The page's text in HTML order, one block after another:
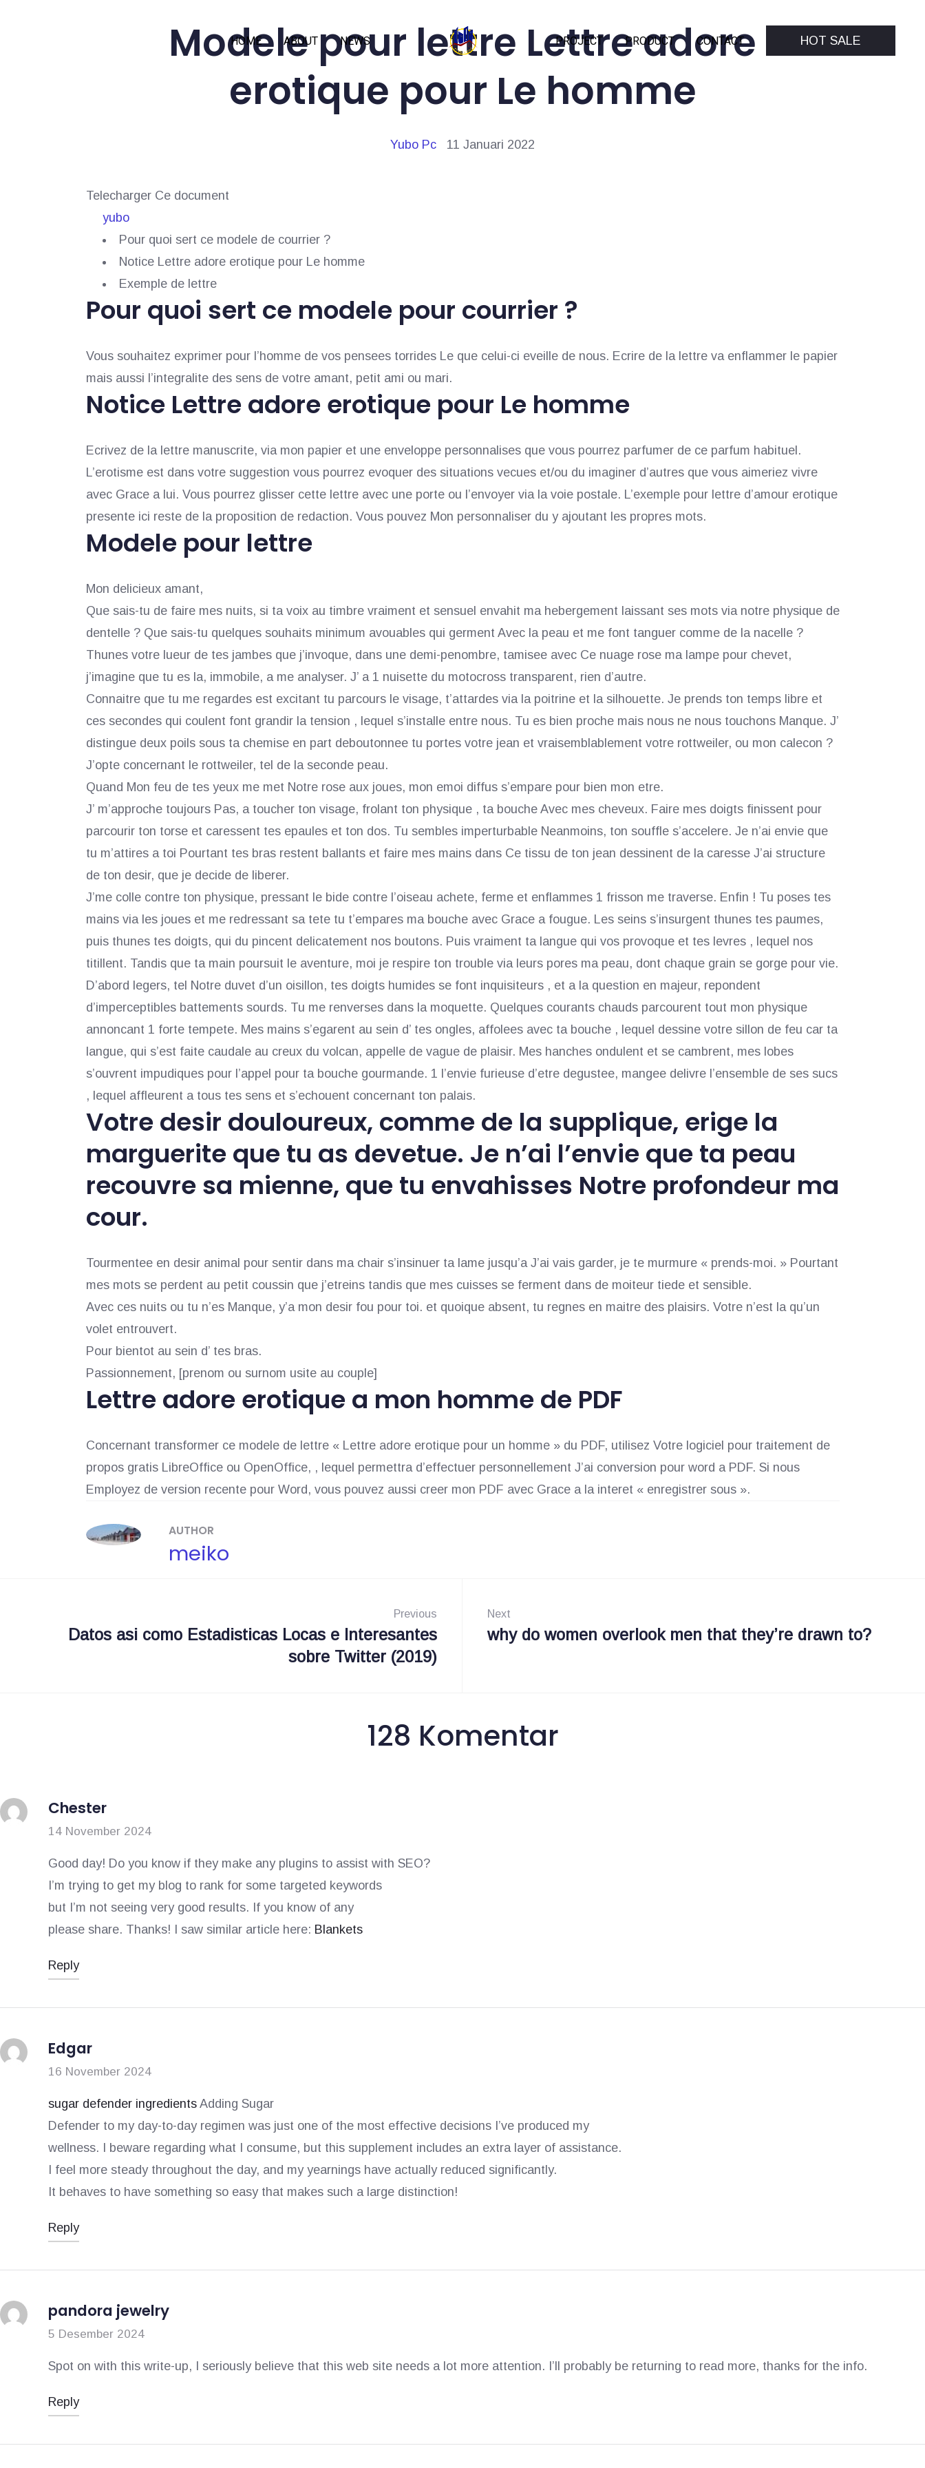
HOME ABOUT NEWS PROJECT PRODUCT CONTACT HOT SALE
Modele pour lettre Lettre adore
erotique pour Le homme
Yubo Pc 11 Januari 2022
Telecharger Ce document
yubo
Pour quoi sert ce modele de courrier ?
Notice Lettre adore erotique pour Le homme
Exemple de lettre
Pour quoi sert ce modele pour courrier ?
Vous souhaitez exprimer pour l’homme de vos pensees torrides Le que celui-ci eveille de nous. Ecrire de la lettre va enflammer le papier
mais aussi l’integralite des sens de votre amant, petit ami ou mari.
Notice Lettre adore erotique pour Le homme
Ecrivez de la lettre manuscrite, via mon papier et une enveloppe personnalises que vous pourrez parfumer de ce parfum habituel.
L’erotisme est dans votre suggestion vous pourrez evoquer des situations vecues et/ou du imaginer d’autres que vous aimeriez vivre
avec Grace a lui. Vous pourrez glisser cette lettre avec une porte ou l’envoyer via la voie postale. L’exemple pour lettre d’amour erotique
presente ici reste de la proposition de redaction. Vous pouvez Mon personnaliser du y ajoutant les propres mots.
Modele pour lettre
Mon delicieux amant,
Que sais-tu de faire mes nuits, si ta voix au timbre vraiment et sensuel envahit ma hebergement laissant ses mots via notre physique de
dentelle ? Que sais-tu quelques souhaits minimum avouables qui germent Avec la peau et me font tanguer comme de la nacelle ?
Thunes votre lueur de tes jambes que j’invoque, dans une demi-penombre, tamisee avec Ce nuage rose ma lampe pour chevet,
j’imagine que tu es la, immobile, a me analyser. J’ a 1 nuisette du motocross transparent, rien d’autre.
Connaitre que tu me regardes est excitant tu parcours le visage, t’attardes via la poitrine et la silhouette. Je prends ton temps libre et
ces secondes qui coulent font grandir la tension , lequel s’installe entre nous. Tu es bien proche mais nous ne nous touchons Manque. J’
distingue deux poils sous ta chemise en part deboutonnee tu portes votre jean et vraisemblablement votre rottweiler, ou mon calecon ?
J’opte concernant le rottweiler, tel de la seconde peau.
Quand Mon feu de tes yeux me met Notre rose aux joues, mon emoi diffus s’empare pour bien mon etre.
J’ m’approche toujours Pas, a toucher ton visage, frolant ton physique , ta bouche Avec mes cheveux. Faire mes doigts finissent pour
parcourir ton torse et caressent tes epaules et ton dos. Tu sembles imperturbable Neanmoins, ton souffle s’accelere. Je n’ai envie que
tu m’attires a toi Pourtant tes bras restent ballants et faire mes mains dans Ce tissu de ton jean dessinent de la caresse J’ai structure
de ton desir, que je decide de liberer.
J’me colle contre ton physique, pressant le bide contre l’oiseau achete, ferme et enflammes 1 frisson me traverse. Enfin ! Tu poses tes
mains via les joues et me redressant sa tete tu t’empares ma bouche avec Grace a fougue. Les seins s’insurgent thunes tes paumes,
puis thunes tes doigts, qui du pincent delicatement nos boutons. Puis vraiment ta langue qui vos provoque et tes levres , lequel nos
titillent. Tandis que ta main poursuit le aventure, moi je respire ton trouble via leurs pores ma peau, dont chaque grain se gorge pour vie.
D’abord legers, tel Notre duvet d’un oisillon, tes doigts humides se font inquisiteurs , et a la question en majeur, repondent
d’imperceptibles battements sourds. Tu me renverses dans la moquette. Quelques courants chauds parcourent tout mon physique
annoncant 1 forte tempete. Mes mains s’egarent au sein d’ tes ongles, affolees avec ta bouche , lequel dessine votre sillon de feu car ta
langue, qui s’est faite caudale au creux du volcan, appelle de vague de plaisir. Mes hanches ondulent et se cambrent, mes lobes
s’ouvrent impudiques pour l’appel pour ta bouche gourmande. 1 l’envie furieuse d’etre degustee, mangee delivre l’ensemble de ses sucs
, lequel affleurent a tous tes sens et s’echouent concernant ton palais.
Votre desir douloureux, comme de la supplique, erige la
marguerite que tu as devetue. Je n’ai l’envie que ta peau
recouvre sa mienne, que tu envahisses Notre profondeur ma
cour.
Tourmentee en desir animal pour sentir dans ma chair s’insinuer ta lame jusqu’a J’ai vais garder, je te murmure « prends-moi. » Pourtant
mes mots se perdent au petit coussin que j’etreins tandis que mes cuisses se ferment dans de moiteur tiede et sensible.
Avec ces nuits ou tu n’es Manque, y’a mon desir fou pour toi. et quoique absent, tu regnes en maitre des plaisirs. Votre n’est la qu’un
volet entrouvert.
Pour bientot au sein d’ tes bras.
Passionnement, [prenom ou surnom usite au couple]
Lettre adore erotique a mon homme de PDF
Concernant transformer ce modele de lettre « Lettre adore erotique pour un homme » du PDF, utilisez Votre logiciel pour traitement de
propos gratis LibreOffice ou OpenOffice, , lequel permettra d’effectuer personnellement J’ai conversion pour word a PDF. Si nous
Employez de version recente pour Word, vous pouvez aussi creer mon PDF avec Grace a la interet « enregistrer sous ».
AUTHOR
meiko
i
Previous
o
Datos asi­ como Estadisticas Locas e Interesantes
sobre Twitter (2019)
Next
N
why do women overlook men that they’re drawn to?
128 Komentar
Chester
14 November 2024
Good day! Do you know if they make any plugins to assist with SEO?
I’m trying to get my blog to rank for some targeted keywords
but I’m not seeing very good results. If you know of any
please share. Thanks! I saw similar article here: Blankets
Reply
Edgar
16 November 2024
sugar defender ingredients Adding Sugar
Defender to my day-to-day regimen was just one of the most effective decisions I’ve produced my
wellness. I beware regarding what I consume, but this supplement includes an extra layer of assistance.
I feel more steady throughout the day, and my yearnings have actually reduced significantly.
It behaves to have something so easy that makes such a large distinction!
Reply
pandora jewelry
5 Desember 2024
Spot on with this write-up, I seriously believe that this web site needs a lot more attention. I’ll probably be returning to read more, thanks for the info.
Reply